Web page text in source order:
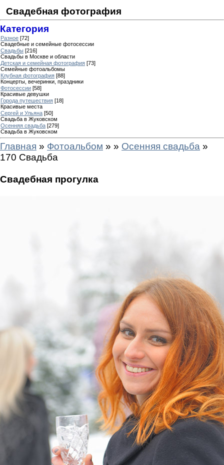
Свадебная фотография
Категория
Разное [72]
Свадебные и семейные фотосессии
Свадьбы [216]
Свадьбы в Москве и области
Детская и семейная фотография [73]
Семейные фотоальбомы
Клубная фотография [88]
Концерты, вечеринки, праздники
Фотосессии [58]
Красивые девушки
Города путешествия [18]
Красивые места
Сергей и Ульяна [50]
Свадьба в Жуковском
Осенняя свадьба [279]
Свадьба в Жуковском
Главная » Фотоальбом » » Осенняя свадьба »
170 Свадьба
Свадебная прогулка